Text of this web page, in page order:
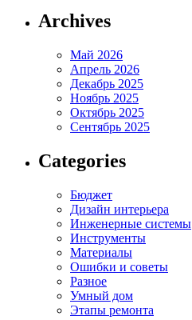
Archives
Май 2026
Апрель 2026
Декабрь 2025
Ноябрь 2025
Октябрь 2025
Сентябрь 2025
Categories
Бюджет
Дизайн интерьера
Инженерные системы
Инструменты
Материалы
Ошибки и советы
Разное
Умный дом
Этапы ремонта